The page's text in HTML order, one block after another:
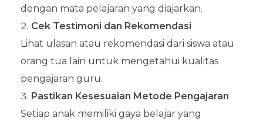
dengan mata pelajaran yang diajarkan.
Cek Testimoni dan Rekomendasi
Lihat ulasan atau rekomendasi dari siswa atau
orang tua lain untuk mengetahui kualitas
pengajaran guru.
Pastikan Kesesuaian Metode Pengajaran
Setiap anak memiliki gaya belajar yang